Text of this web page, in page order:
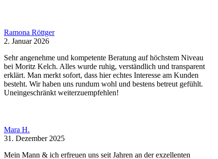
Ramona Röttger
2. Januar 2026
Sehr angenehme und kompetente Beratung auf höchstem Niveau
bei Moritz Kelch. Alles wurde ruhig, verständlich und transparent
erklärt. Man merkt sofort, dass hier echtes Interesse am Kunden
besteht. Wir haben uns rundum wohl und bestens betreut gefühlt.
Uneingeschränkt weiterzuempfehlen!
Mara H.
31. Dezember 2025
Mein Mann & ich erfreuen uns seit Jahren an der exzellenten